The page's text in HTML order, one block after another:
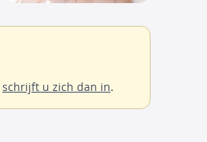
schrijft u zich dan in.